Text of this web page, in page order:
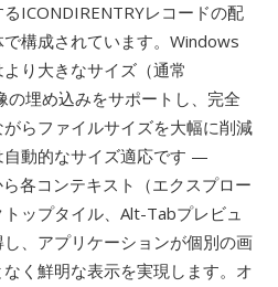
ICONDIRENTRYレコードの配
構成されています。Windows
り大きなサイズ（通常
埋め込みをサポートし、完全
らファイルサイズを大幅に削減
自動的なサイズ適応です —
各コンテキスト（エクスプロー
ップタイル、Alt-Tabプレビュ
、アプリケーションが個別の画
く鮮明な表示を実現します。オ